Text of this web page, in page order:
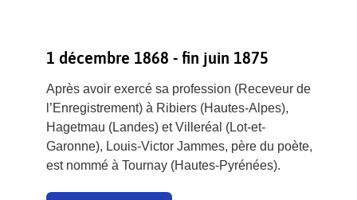
1 décembre 1868 - fin juin 1875
Après avoir exercé sa profession (Receveur de
l’Enregistrement) à Ribiers (Hautes-Alpes),
Hagetmau (Landes) et Villeréal (Lot-et-
Garonne), Louis-Victor Jammes, père du poète,
est nommé à Tournay (Hautes-Pyrénées).